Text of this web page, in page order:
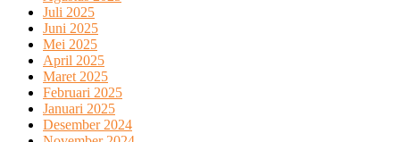
Juli 2025
Juni 2025
Mei 2025
April 2025
Maret 2025
Februari 2025
Januari 2025
Desember 2024